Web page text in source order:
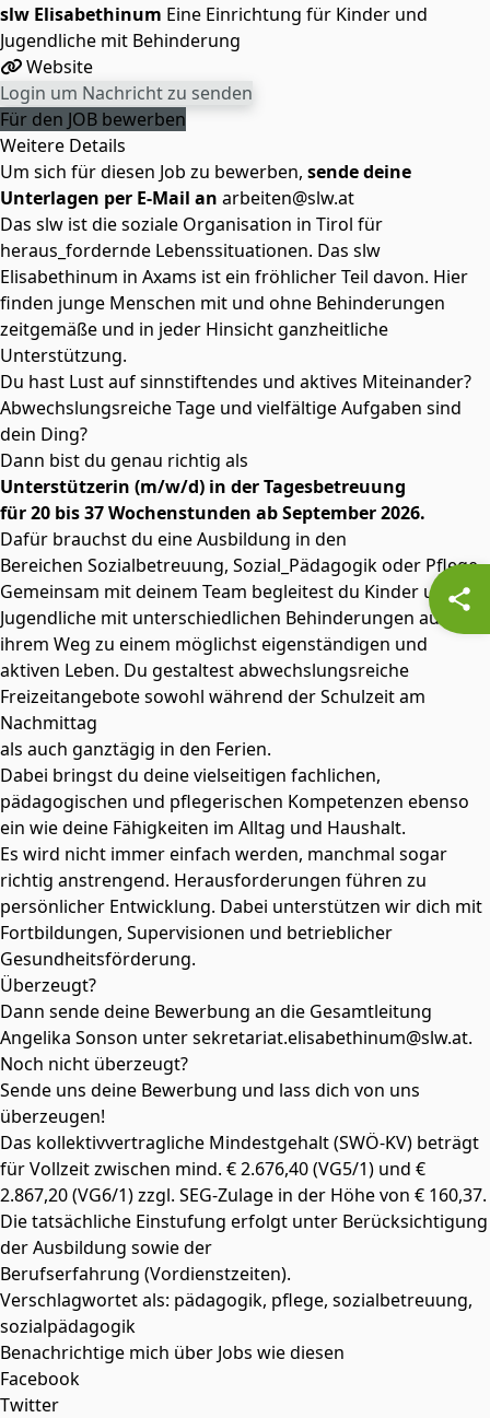
slw Elisabethinum Eine Einrichtung für Kinder und
Jugendliche mit Behinderung
Website
Login um Nachricht zu senden
Für den JOB bewerben
Weitere Details
Um sich für diesen Job zu bewerben, sende deine
Unterlagen per E-Mail an arbeiten@slw.at
Das slw ist die soziale Organisation in Tirol für
heraus_fordernde Lebenssituationen. Das slw
Elisabethinum in Axams ist ein fröhlicher Teil davon. Hier
finden junge Menschen mit und ohne Behinderungen
zeitgemäße und in jeder Hinsicht ganzheitliche
Unterstützung.
Du hast Lust auf sinnstiftendes und aktives Miteinander?
Abwechslungsreiche Tage und vielfältige Aufgaben sind
dein Ding?
Dann bist du genau richtig als
Unterstützerin (m/w/d) in der Tagesbetreuung
für 20 bis 37 Wochenstunden ab September 2026.
Dafür brauchst du eine Ausbildung in den
Bereichen Sozialbetreuung, Sozial_Pädagogik oder Pflege.
Gemeinsam mit deinem Team begleitest du Kinder und
Jugendliche mit unterschiedlichen Behinderungen auf
ihrem Weg zu einem möglichst eigenständigen und
aktiven Leben. Du gestaltest abwechslungsreiche
Freizeitangebote sowohl während der Schulzeit am
Nachmittag
als auch ganztägig in den Ferien.
Dabei bringst du deine vielseitigen fachlichen,
pädagogischen und pflegerischen Kompetenzen ebenso
ein wie deine Fähigkeiten im Alltag und Haushalt.
Es wird nicht immer einfach werden, manchmal sogar
richtig anstrengend. Herausforderungen führen zu
persönlicher Entwicklung. Dabei unterstützen wir dich mit
Fortbildungen, Supervisionen und betrieblicher
Gesundheitsförderung.
Überzeugt?
Dann sende deine Bewerbung an die Gesamtleitung
Angelika Sonson unter sekretariat.elisabethinum@slw.at.
Noch nicht überzeugt?
Sende uns deine Bewerbung und lass dich von uns
überzeugen!
Das kollektivvertragliche Mindestgehalt (SWÖ-KV) beträgt
für Vollzeit zwischen mind. € 2.676,40 (VG5/1) und €
2.867,20 (VG6/1) zzgl. SEG-Zulage in der Höhe von € 160,37.
Die tatsächliche Einstufung erfolgt unter Berücksichtigung
der Ausbildung sowie der
Berufserfahrung (Vordienstzeiten).
Verschlagwortet als: pädagogik, pflege, sozialbetreuung,
sozialpädagogik
Benachrichtige mich über Jobs wie diesen
Facebook
Twitter